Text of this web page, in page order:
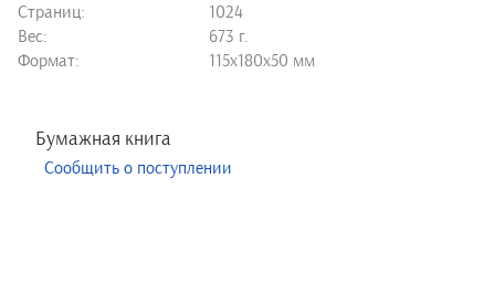
Страниц:
1024
Вес:
673 г.
Формат:
115х180х50 мм
Бумажная книга
Сообщить о поступлении